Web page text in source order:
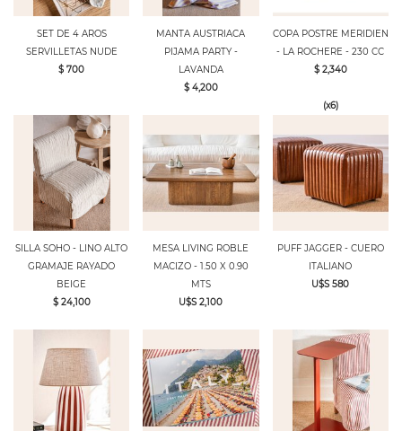
SET DE 4 AROS
SERVILLETAS NUDE
$ 700
MANTA AUSTRIACA
PIJAMA PARTY -
LAVANDA
$ 4,200
COPA POSTRE MERIDIEN
- LA ROCHERE - 230 CC
$ 2,340
(x6)
SILLA SOHO - LINO ALTO
GRAMAJE RAYADO
BEIGE
$ 24,100
MESA LIVING ROBLE
MACIZO - 1.50 X 0.90
MTS
U$S 2,100
PUFF JAGGER - CUERO
ITALIANO
U$S 580